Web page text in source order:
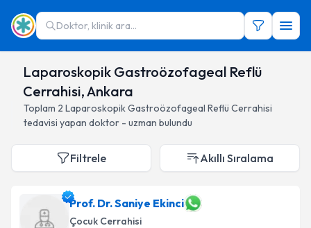
Doktor, klinik ara...
Laparoskopik Gastroözofageal Reflü
Cerrahisi, Ankara
Toplam 2 Laparoskopik Gastroözofageal Reflü Cerrahisi
tedavisi yapan doktor - uzman bulundu
Filtrele Akıllı Sıralama
Prof. Dr. Saniye Ekinci
Çocuk Cerrahisi